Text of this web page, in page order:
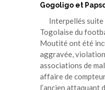
Gogoligo et
Interpellés suite
Togolaise du
Moutité ont été
aggravée,
associations de
affaire de
l’ancien attaquant